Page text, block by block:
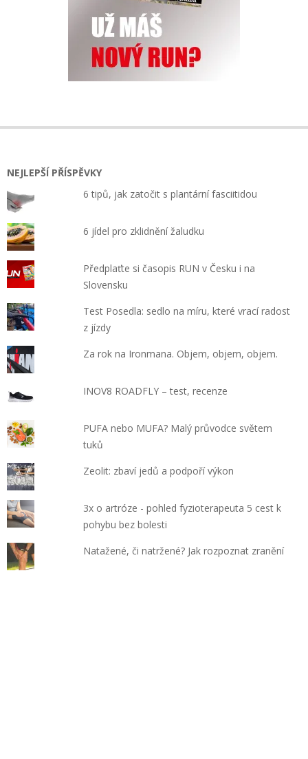
NEJLEPŠÍ PŘÍSPĚVKY
6 tipů, jak zatočit s plantární fasciitidou
6 jídel pro zklidnění žaludku
Předplaťte si časopis RUN v Česku i na
Slovensku
Test Posedla: sedlo na míru, které vrací radost
z jízdy
Za rok na Ironmana. Objem, objem, objem.
INOV8 ROADFLY – test, recenze
PUFA nebo MUFA? Malý průvodce světem
tuků
Zeolit: zbaví jedů a podpoří výkon
3x o artróze - pohled fyzioterapeuta 5 cest k
pohybu bez bolesti
Natažené, či natržené? Jak rozpoznat zranění